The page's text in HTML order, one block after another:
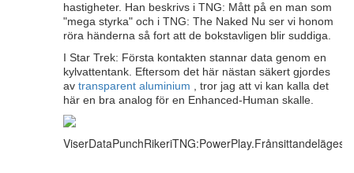
hastigheter. Han beskrivs i TNG: Mått på en man som
"mega styrka" och i TNG: The Naked Nu ser vi honom
röra händerna så fort att de bokstavligen blir suddiga.
I Star Trek: Första kontakten stannar data genom en
kylvattentank. Eftersom det här nästan säkert gjordes
av transparent aluminium
, tror jag att vi kan kalla det
här en bra analog för en Enhanced-Human skalle.